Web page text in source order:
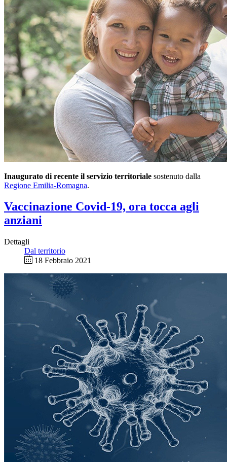
Inaugurato di recente il servizio territoriale sostenuto dalla
Regione Emilia-Romagna.
Vaccinazione Covid-19, ora tocca agli
anziani
Dettagli
Dal territorio
18 Febbraio 2021